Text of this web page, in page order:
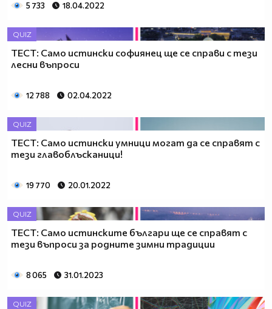
5 733 18.04.2022
QUIZ
ТЕСТ: Само истински софиянец ще се справи с тези
лесни въпроси
12 788 02.04.2022
QUIZ
ТЕСТ: Само истински умници могат да се справят с
тези главоблъсканици!
19 770 20.01.2022
QUIZ
ТЕСТ: Само истинските българи ще се справят с
тези въпроси за родните зимни традиции
8 065 31.01.2023
QUIZ